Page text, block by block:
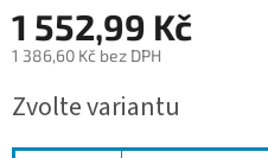
1 552,99 Kč
1 386,60 Kč bez DPH
cena:
Zvolte variantu